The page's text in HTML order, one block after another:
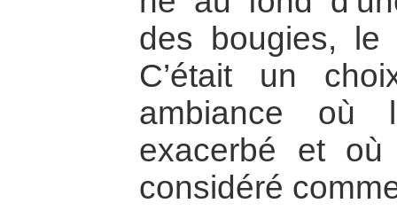
des bougies,
C’était un
ambiance où
exacerbé et
considéré